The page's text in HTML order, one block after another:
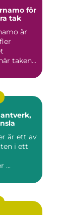
för
tak
är
taken
är ett av
i ett
...